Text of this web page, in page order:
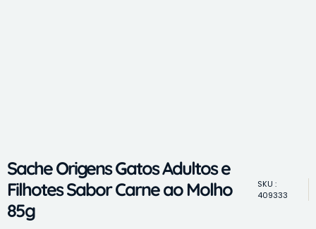
Sache Origens Gatos Adultos e
Filhotes Sabor Carne ao Molho
85g
SKU :
409333